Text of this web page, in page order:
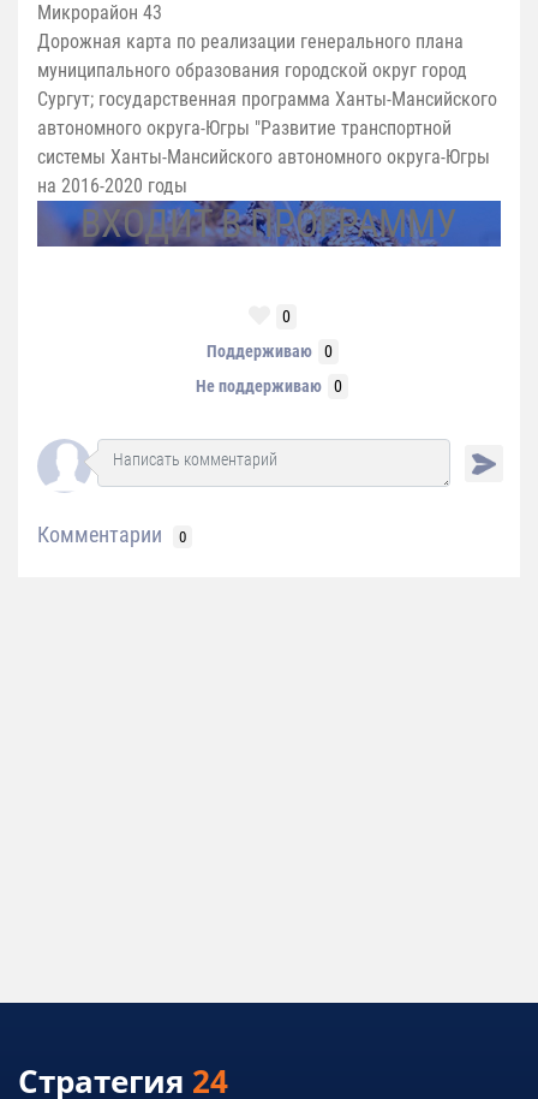
Микрорайон 43
Дорожная карта по реализации генерального плана
муниципального образования городской округ город
Сургут; государственная программа Ханты-Мансийского
автономного округа-Югры "Развитие транспортной
системы Ханты-Мансийского автономного округа-Югры
на 2016-2020 годы
ВХОДИТ В ПРОГРАММУ
0
Поддерживаю
0
Не поддерживаю
0
Комментарии 0
Стратегия 24